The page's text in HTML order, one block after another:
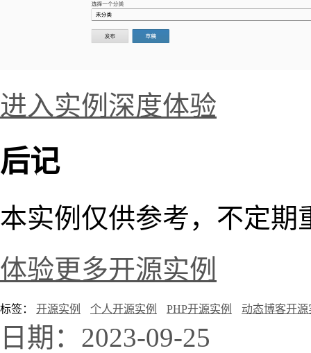
进入实例深度体验
后记
本实例仅供参考，不定期
体验更多开源实例
标签： 开源实例 个人开源实例 PHP开源实例 动态博客开源
日期：2023-09-25